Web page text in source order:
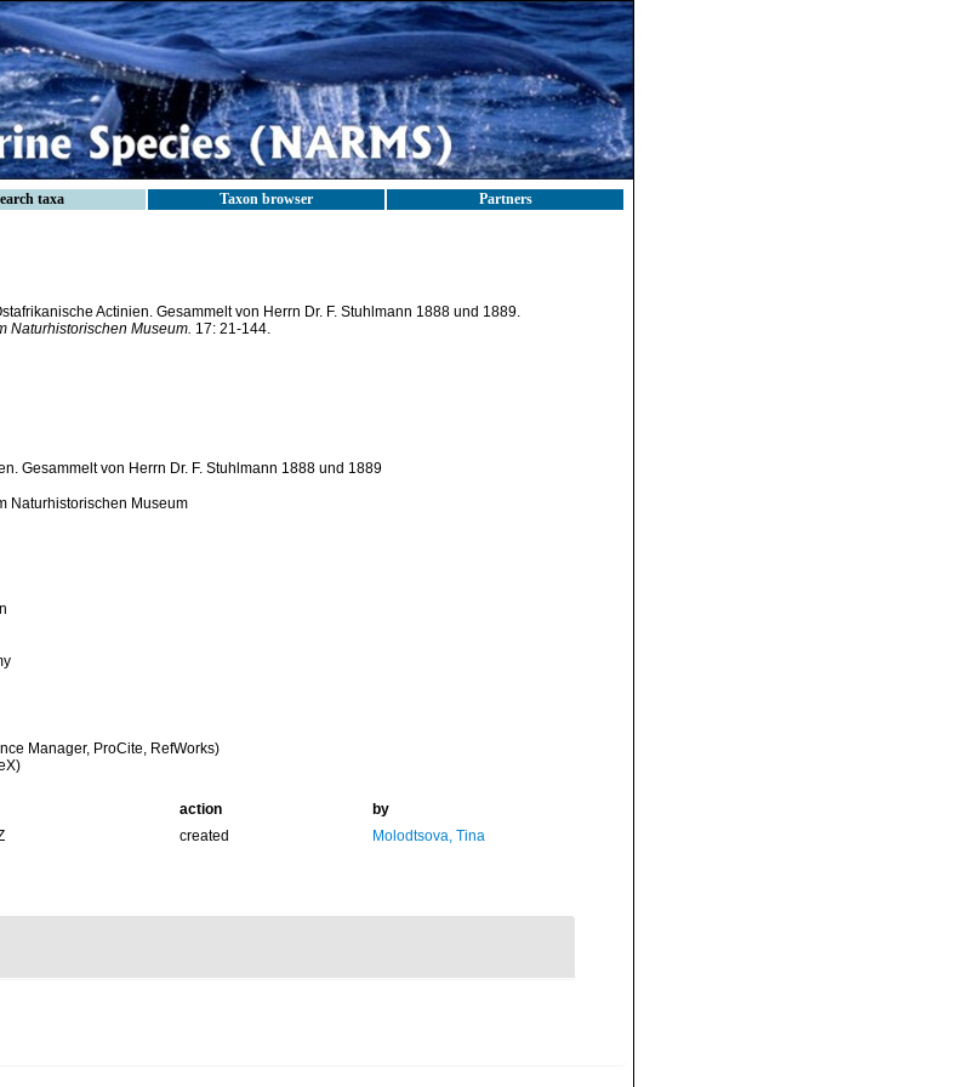
taxa Taxon browser Partners
Actinien. Gesammelt von Herrn Dr. F. Stuhlmann 1888 und 1889.
Naturhistorischen Museum. 17: 21-144.
Gesammelt von Herrn Dr. F. Stuhlmann 1888 und 1889
Naturhistorischen Museum
Manager, ProCite, RefWorks)
action
by
created Molodtsova, Tina